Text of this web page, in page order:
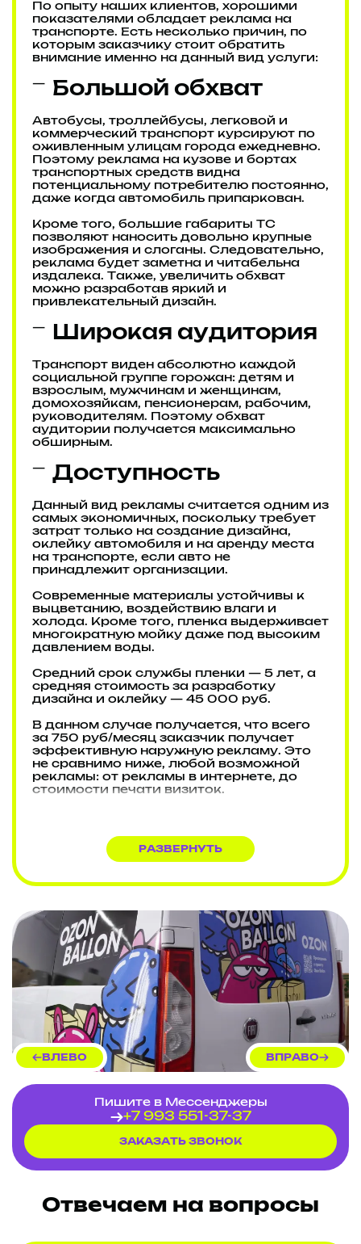
По опыту наших клиентов, хорошими
показателями обладает реклама на
транспорте. Есть несколько причин, по
которым заказчику стоит обратить
внимание именно на данный вид услуги:
Большой обхват
Автобусы, троллейбусы, легковой и
коммерческий транспорт курсируют по
оживленным улицам города ежедневно.
Поэтому реклама на кузове и бортах
транспортных средств видна
потенциальному потребителю постоянно,
даже когда автомобиль припаркован.
Кроме того, большие габариты ТС
позволяют наносить довольно крупные
изображения и слоганы. Следовательно,
реклама будет заметна и читабельна
издалека. Также, увеличить обхват
можно разработав яркий и
привлекательный дизайн.
Широкая аудитория
Транспорт виден абсолютно каждой
социальной группе горожан: детям и
взрослым, мужчинам и женщинам,
домохозяйкам, пенсионерам, рабочим,
руководителям. Поэтому обхват
аудитории получается максимально
обширным.
Доступность
Данный вид рекламы считается одним из
самых экономичных, поскольку требует
затрат только на создание дизайна,
оклейку автомобиля и на аренду места
на транспорте, если авто не
принадлежит организации.
Современные материалы устойчивы к
выцветанию, воздействию влаги и
холода. Кроме того, пленка выдерживает
многократную мойку даже под высоким
давлением воды.
Средний срок службы пленки — 5 лет, а
средняя стоимость за разработку
дизайна и оклейку — 45 000 руб.
В данном случае получается, что всего
за 750 руб/месяц заказчик получает
эффективную наружную рекламу. Это
не сравнимо ниже, любой возможной
рекламы: от рекламы в интернете, до
стоимости печати визиток.
экономичный.
производством
рекламы на
транспорте:
Разработаем макет или сделаем по
вашему
Напечатаем на автомобильной
виниловой пленке
Заламинируем
Оклеим автомобиль рекламой
автомобилейу нас!
РАЗВЕРНУТЬ
ВЛЕВО
ЗАКАЗАТЬ ЗВОНОК
Пишите в Мессенджеры
+7 993 551-37-37
ВПРАВО
Отвечаем на вопросы